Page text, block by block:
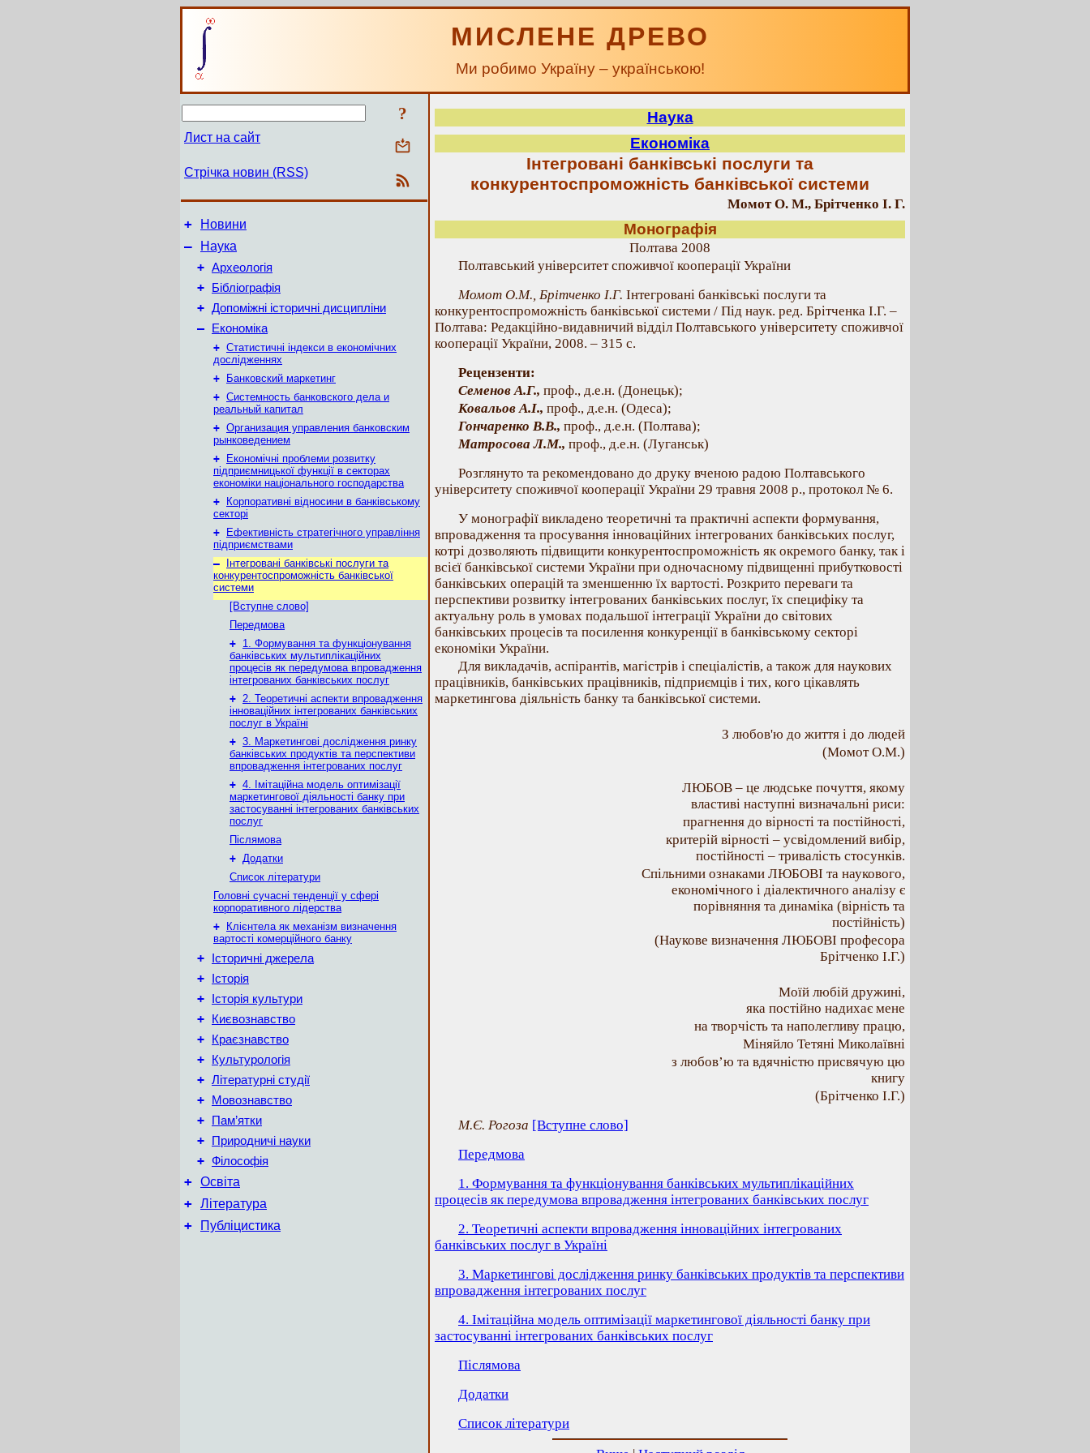
МИСЛЕНЕ ДРЕВО
Ми робимо Україну – українською!
?
Лист на сайт
Стрічка новин (RSS)
+ Новини
–
Наука
+ Археологія
+ Бібліографія
+ Допоміжні історичні дисципліни
– Економіка
+ Статистичні індекси в економічних
дослідженнях
+
Банковский маркетинг
+ Системность банковского дела и
реальный капитал
+ Организация управления банковским
рынковедением
+
Економічні проблеми розвитку
підприємницької функції в секторах
економіки національного господарства
+
Корпоративні відносини в банківському
секторі
+
Ефективність стратегічного управління
підприємствами
–
Інтегровані банківські послуги та
конкурентоспроможність банківської
системи
[Вступне слово]
Передмова
+ 1. Формування та функціонування
банківських мультиплікаційних
процесів як передумова впровадження
інтегрованих банківських послуг
+ 2. Теоретичні аспекти впровадження
інноваційних інтегрованих банківських
послуг в Україні
+ 3. Маркетингові дослідження ринку
банківських продуктів та перспективи
впровадження інтегрованих послуг
+ 4. Імітаційна модель оптимізації
маркетингової діяльності банку при
застосуванні інтегрованих банківських
послуг
Післямова
+ Додатки
Список літератури
Головні сучасні тенденції у сфері
корпоративного лідерства
+
Клієнтела як механізм визначення
вартості комерційного банку
+ Історичні джерела
+ Історія
+ Історія культури
+ Києвознавство
+ Краєзнавство
+ Культурологія
+ Літературні студії
+ Мовознавство
+ Пам’ятки
+ Природничі науки
+ Філософія
+ Освіта
+ Література
+ Публіцистика
Наука
Економіка
Інтегровані банківські послуги та
конкурентоспроможність банківської системи
Момот О. М., Брітченко І. Г.
Монографія
Полтава 2008
Полтавський університет споживчої кооперації України
Момот О.М., Брітченко І.Г. Інтегровані банківські послуги та
конкурентоспроможність банківської системи / Під наук. ред. Брітченка І.Г. –
Полтава: Редакційно-видавничий відділ Полтавського університету споживчої
кооперації України, 2008. – 315 с.
Рецензенти:
Семенов А.Г., проф., д.е.н. (Донецьк);
Ковальов А.І., проф., д.е.н. (Одеса);
Гончаренко В.В., проф., д.е.н. (Полтава);
Матросова Л.М., проф., д.е.н. (Луганськ)
Розглянуто та рекомендовано до друку вченою радою Полтавського
університету споживчої кооперації України 29 травня 2008 р., протокол № 6.
У монографії викладено теоретичні та практичні аспекти формування,
впровадження та просування інноваційних інтегрованих банківських послуг,
котрі дозволяють підвищити конкурентоспроможність як окремого банку, так і
всієї банківської системи України при одночасному підвищенні прибутковості
банківських операцій та зменшенню їх вартості. Розкрито переваги та
перспективи розвитку інтегрованих банківських послуг, їх специфіку та
актуальну роль в умовах подальшої інтеграції України до світових
банківських процесів та посилення конкуренції в банківському секторі
економіки України.
Для викладачів, аспірантів, магістрів і спеціалістів, а також для наукових
працівників, банківських працівників, підприємців і тих, кого цікавлять
маркетингова діяльність банку та банківської системи.
З любов'ю до життя і до людей
(Момот О.М.)
ЛЮБОВ – це людське почуття, якому
властиві наступні визначальні риси:
прагнення до вірності та постійності,
критерій вірності – усвідомлений вибір,
постійності – тривалість стосунків.
Спільними ознаками ЛЮБОВІ та наукового,
економічного і діалектичного аналізу є
порівняння та динаміка (вірність та
постійність)
(Наукове визначення ЛЮБОВІ професора
Брітченко І.Г.)
Моїй любій дружині,
яка постійно надихає мене
на творчість та наполегливу працю,
Міняйло Тетяні Миколаївні
з любов’ю та вдячністю присвячую цю
книгу
(Брітченко І.Г.)
М.Є. Рогоза [Вступне слово]
Передмова
1. Формування та функціонування банківських мультиплікаційних
процесів як передумова впровадження інтегрованих банківських послуг
2. Теоретичні аспекти впровадження інноваційних інтегрованих
банківських послуг в Україні
3. Маркетингові дослідження ринку банківських продуктів та перспективи
впровадження інтегрованих послуг
4. Імітаційна модель оптимізації маркетингової діяльності банку при
застосуванні інтегрованих банківських послуг
Післямова
Додатки
Список літератури